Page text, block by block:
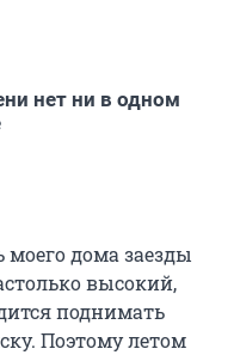
нет ни в одном
моего дома заезды
высокий,
поднимать
Поэтому летом